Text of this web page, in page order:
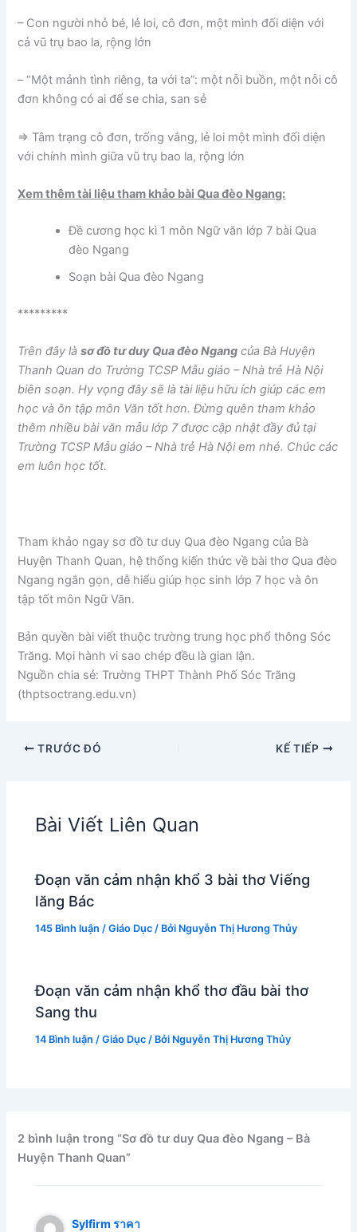
– Con người nhỏ bé, lẻ loi, cô đơn, một mình đối diện với
cả vũ trụ bao la, rộng lớn
– “Một mảnh tình riêng, ta với ta”: một nỗi buồn, một nỗi cô
đơn không có ai để se chia, san sẻ
⇒ Tâm trạng cô đơn, trống vắng, lẻ loi một mình đối diện
với chính mình giữa vũ trụ bao la, rộng lớn
Xem thêm tài liệu tham khảo bài Qua đèo Ngang:
Đề cương học kì 1 môn Ngữ văn lớp 7 bài Qua
đèo Ngang
Soạn bài Qua đèo Ngang
*********
Trên đây làsơ đồ tư duy Qua đèo Ngang của Bà Huyện
Thanh Quan do Trường TCSP Mẫu giáo – Nhà trẻ Hà Nội
biên soạn. Hy vọng đây sẽ là tài liệu hữu ích giúp các em
học và ôn tập môn Văn tốt hơn. Đừng quên tham khảo
thêm nhiều bài văn mẫu lớp 7 được cập nhật đầy đủ tại
Trường TCSP Mẫu giáo – Nhà trẻ Hà Nội em nhé. Chúc các
em luôn học tốt.
Tham khảo ngay sơ đồ tư duy Qua đèo Ngang của Bà
Huyện Thanh Quan, hệ thống kiến thức về bài thơ Qua đèo
Ngang ngắn gọn, dễ hiểu giúp học sinh lớp 7 học và ôn
tập tốt môn Ngữ Văn.
Bản quyền bài viết thuộc trường trung học phổ thông Sóc
Trăng. Mọi hành vi sao chép đều là gian lận.
Nguồn chia sẻ: Trường THPT Thành Phố Sóc Trăng
(thptsoctrang.edu.vn)
TRƯỚC ĐÓ KẾ TIẾP
Bài Viết Liên Quan
Đoạn văn cảm nhận khổ 3 bài thơ Viếng
lăng Bác
145 Bình luận /Giáo Dục / Bởi Nguyễn Thị Hương Thủy
Đoạn văn cảm nhận khổ thơ đầu bài thơ
Sang thu
14 Bình luận /Giáo Dục / Bởi Nguyễn Thị Hương Thủy
2 bình luận trong “Sơ đồ tư duy Qua đèo Ngang – Bà
Huyện Thanh Quan”
Sylfirm ราคา